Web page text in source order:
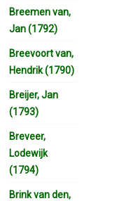
Breemen van,
Jan (1792)
Breevoort van,
Hendrik (1790)
Breijer, Jan
(1793)
Breveer,
Lodewijk
(1794)
Brink van den,